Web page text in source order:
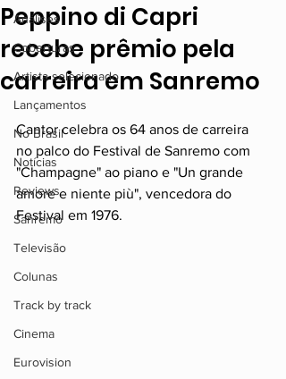
Análises
Coberturas
Artista selecionado
Lançamentos
No Brasil
Notícias
Reviews
Sanremo
Televisão
Colunas
Track by track
Cinema
Eurovision
Peppino di Capri
recebe prêmio pela
carreira em Sanremo
Cantor celebra os 64 anos de carreira
no palco do Festival de Sanremo com
"Champagne" ao piano e "Un grande
amore e niente più", vencedora do
Festival em 1976.